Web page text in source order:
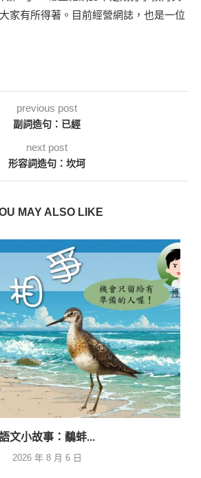
家有所得著。目前經營網誌，也是一位
previous post
副詞造句：已經
next post
形容詞造句：坎坷
MAY ALSO LIKE
文小故事：鷸蚌...
2026 年 8 月 6 日